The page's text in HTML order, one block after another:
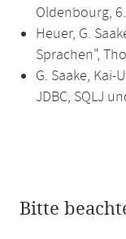
Oldenbourg,
Heuer, G.
Sprachen",
G. Saake,
JDBC, SQLJ
Bitte